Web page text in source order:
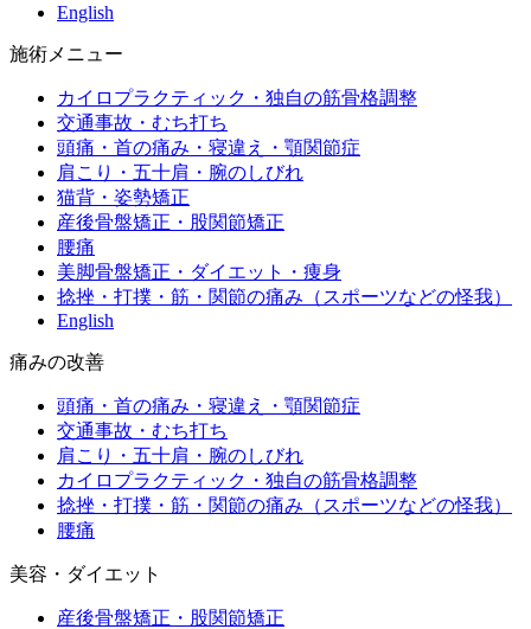
English
施術メニュー
カイロプラクティック・独自の筋骨格調整
交通事故・むち打ち
頭痛・首の痛み・寝違え・顎関節症
肩こり・五十肩・腕のしびれ
猫背・姿勢矯正
産後骨盤矯正・股関節矯正
腰痛
美脚骨盤矯正・ダイエット・痩身
捻挫・打撲・筋・関節の痛み（スポーツなどの怪我）
English
痛みの改善
頭痛・首の痛み・寝違え・顎関節症
交通事故・むち打ち
肩こり・五十肩・腕のしびれ
カイロプラクティック・独自の筋骨格調整
捻挫・打撲・筋・関節の痛み（スポーツなどの怪我）
腰痛
美容・ダイエット
産後骨盤矯正・股関節矯正